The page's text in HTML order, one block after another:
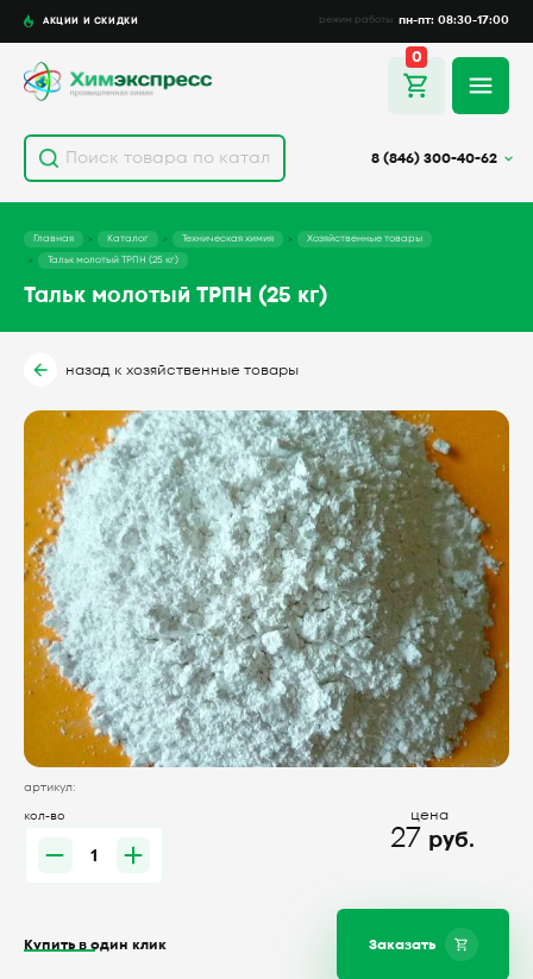
АКЦИИ И СКИДКИ режим работы пн-пт: 08:30-17:00
8 (846) 300-40-62
0
Главная Каталог Техническая химия
Хозяйственные товары
Тальк молотый ТРПН (25 кг)
Тальк молотый ТРПН (25 кг)
назад к хозяйственные товары
артикул:
кол-во
цена
27 руб.
Заказать
Купить в один клик